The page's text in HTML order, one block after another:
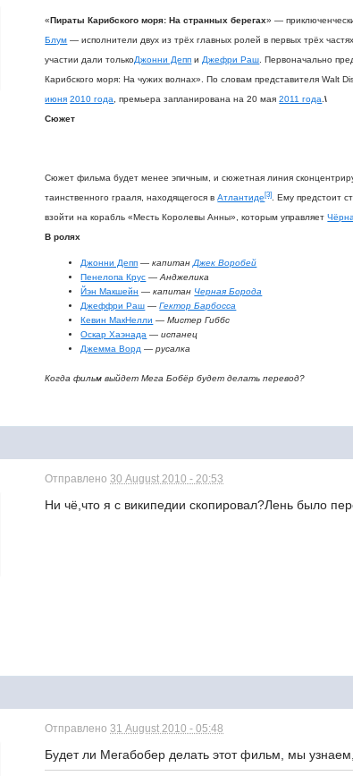
«Пираты Карибского моря: На странных берегах» —
Блум — исполнители двух из трёх главных ролей в первых трёх
участии дали толькоДжонни Депп и Джефри Раш . Первоначально
Карибского моря: На чужих волнах». По словам представителя Walt
июня 2010 года , премьера запланирована на 20 мая2011 года .\
Сюжет
Сюжет фильма будет менее эпичным, и сюжетная линия
таинственного грааля, находящегося вАтлантиде[3] . Ему предстоит
взойти на корабль «Месть Королевы Анны», которым управляет
В ролях
Джонни Депп —капитанДжек Воробей
Пенелопа Крус —Анджелика
Йэн Макшейн —капитан Черная Борода
Джеффри Раш —Гектор Барбосса
Кевин МакНелли —Мистер Гиббс
Оскар Хаэнада —испанец
Джемма Ворд —русалка
Когда фильм выйдет Мега Бобёр будет делать перевод?
Отправлено30 August 2010 - 20:53
Ни чё,что я с википедии скопировал?Лень было
Отправлено31 August 2010 - 05:48
Будет ли Мегабобер делать этот фильм, мы